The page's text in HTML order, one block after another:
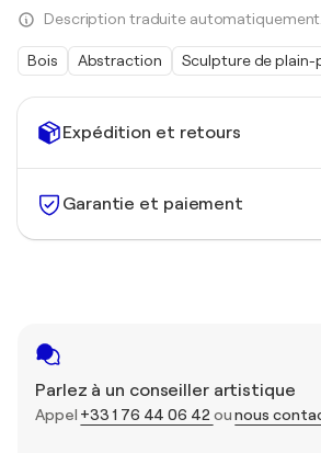
Expédition et retours
Garantie et paiement
Parlez à un conseiller artistique
Appel +33 1 76 44 06 42 ounous
Description traduite automatiquement.
Bois Abstraction Sculpture de plain-